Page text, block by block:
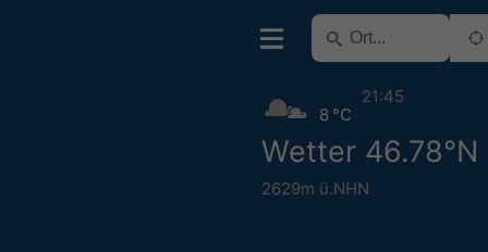
Wetter 46.78°N
2629m ü.NHN
8 °C
21:45